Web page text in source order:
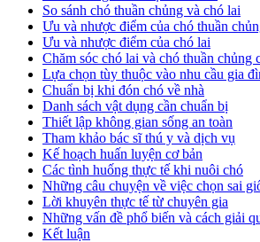
So sánh chó thuần chủng và chó lai
Ưu và nhược điểm của chó thuần
Ưu và nhược điểm của chó lai
Chăm sóc chó lai và chó thuần chủng
Lựa chọn tùy thuộc vào nhu cầu gia
Chuẩn bị khi đón chó về nhà
Danh sách vật dụng cần chuẩn bị
Thiết lập không gian sống an toàn
Tham khảo bác sĩ thú y và dịch vụ
Kế hoạch huấn luyện cơ bản
Các tình huống thực tế khi nuôi chó
Những câu chuyện về việc chọn sai
Lời khuyên thực tế từ chuyên gia
Những vấn đề phổ biến và cách giải
Kết luận